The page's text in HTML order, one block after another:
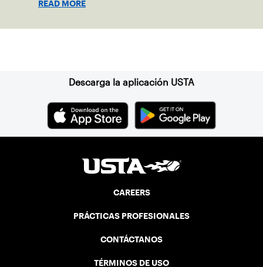
READ MORE
Descarga la aplicación USTA
CAREERS
PRÁCTICAS PROFESIONALES
CONTÁCTANOS
TÉRMINOS DE USO